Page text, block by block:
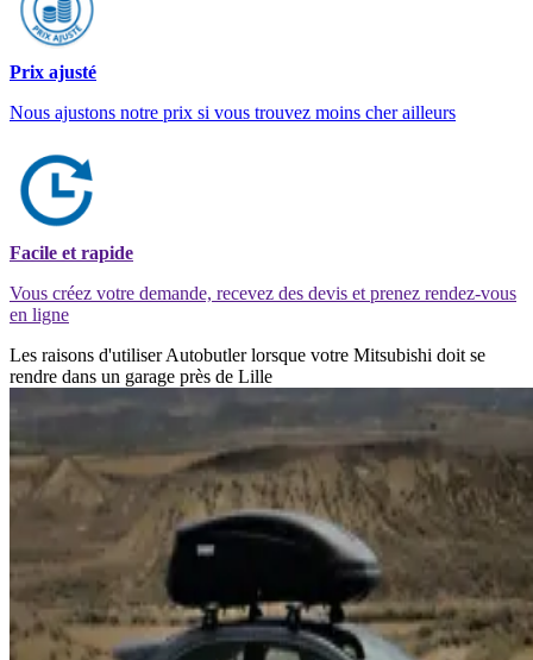
Prix ajusté
Nous ajustons notre prix si vous trouvez moins cher ailleurs
Facile et rapide
Vous créez votre demande, recevez des devis et prenez rendez-vous
en ligne
Les raisons d'utiliser Autobutler lorsque votre Mitsubishi doit se
rendre dans un garage près de Lille